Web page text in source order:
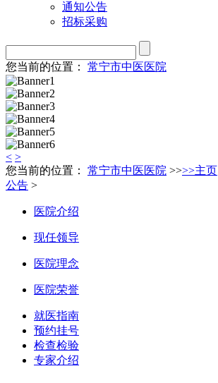
通知公告
招标采购
您当前的位置： 常宁市中医医院
< >
您当前的位置： 常宁市中医医院 >>>>主页
公告 >
医院介绍
现任领导
医院理念
医院荣誉
就医指南
预约挂号
检查检验
专家介绍